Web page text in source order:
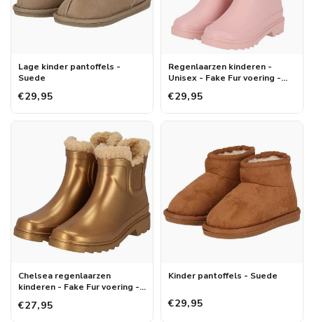
Lage kinder pantoffels -
Suede
€29,95
Regenlaarzen kinderen -
Unisex - Fake Fur voering -
€29,95
Chelsea regenlaarzen
kinderen - Fake Fur voering -
€27,95
Kinder pantoffels - Suede
€29,95